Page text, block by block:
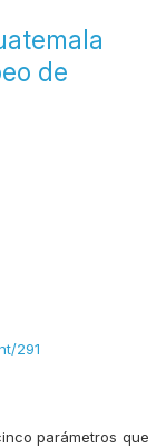
de
291
parámetros que